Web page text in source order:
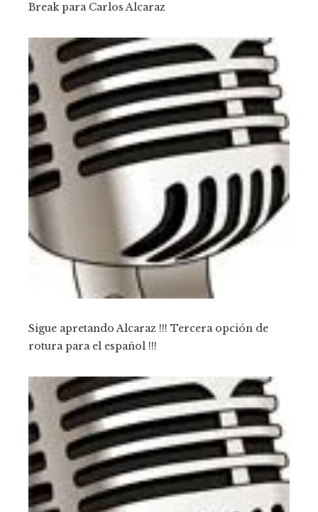
Break para Carlos Alcaraz
Sigue apretando Alcaraz !!! Tercera opción de
rotura para el español !!!